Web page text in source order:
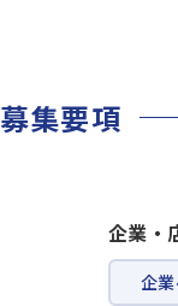
ます！
◆今までの
と情熱のあ
募集要項
企業・
企